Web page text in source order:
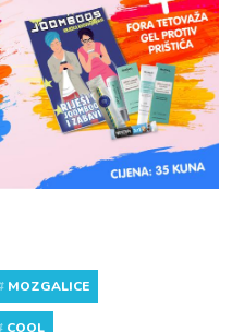
MOZGALICE
COOL